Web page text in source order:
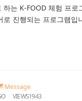
하는 K-FOOD 체험 프로
로 진행되는 프로그램입
Message
VIEWS1943